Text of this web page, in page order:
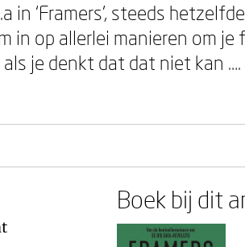
‘Framers’, steeds
in op allerlei manieren om je
je denkt dat dat niet kan
Boek bij dit